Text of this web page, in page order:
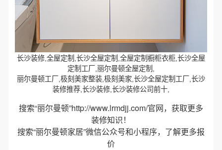
长沙装修,全屋定制,长沙全屋定制,全屋定制橱柜衣柜,长沙全屋
定制工厂,丽尔曼顿全屋定制,
丽尔曼顿工厂,极刻美家整装,极刻美家,长沙全屋定制工厂,长沙
装修推荐,长沙装修,长沙装修公司前十,
搜索“丽尔曼顿”http://www.lrmdjj.com/官网，获取更多
装修知识！
搜索“丽尔曼顿家居”微信公众号和小程序，了解更多报
价